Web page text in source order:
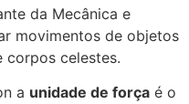
da Mecânica e
movimentos de objetos
corpos celestes.
a unidade de força é o